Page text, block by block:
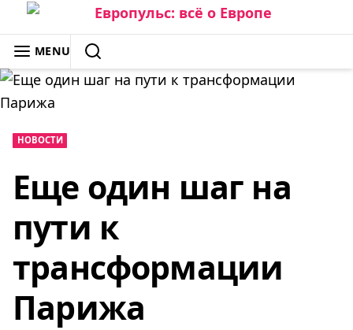
Skip
to
content
ЕВРОПУЛЬС: ВСЁ О ЕВРОПЕ
MENU
SEARCH
НОВОСТИ
Еще один шаг на
пути к
трансформации
Парижа